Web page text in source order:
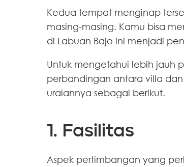
Kedua tempat menginap
masing-masing. Kamu bisa
di Labuan Bajo ini menjadi
Untuk mengetahui lebih jauh
perbandingan antara villa
uraiannya sebagai berikut.
1. Fasilitas
Aspek pertimbangan yang